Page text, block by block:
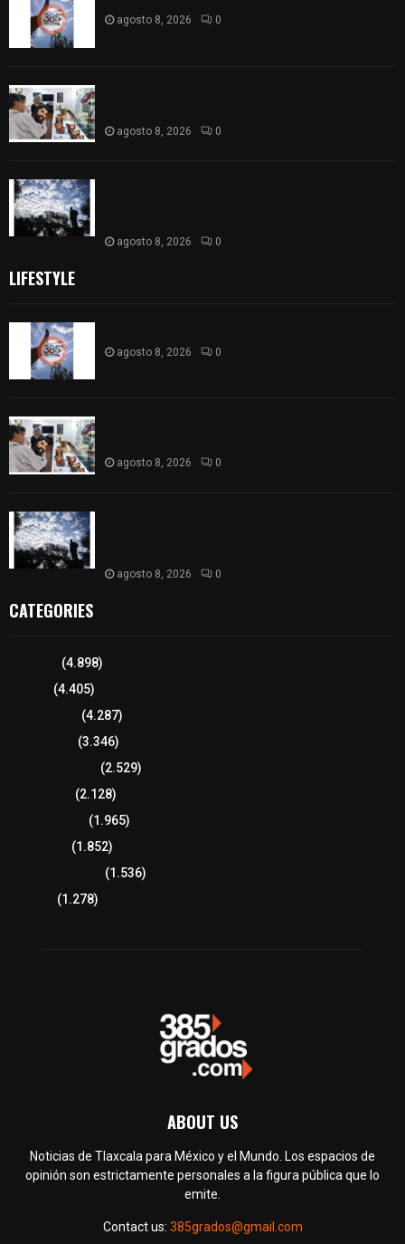
agosto 8, 2026 0
agosto 8, 2026 0
agosto 8, 2026 0
LIFESTYLE
agosto 8, 2026 0
agosto 8, 2026 0
agosto 8, 2026 0
CATEGORIES
(4.898)
(4.405)
(4.287)
(3.346)
(2.529)
(2.128)
(1.965)
(1.852)
(1.536)
(1.278)
ABOUT US
Noticias de Tlaxcala para México y el Mundo. Los espacios de
opinión son estrictamente personales a la figura pública que lo
emite.
Contact us: 385grados@gmail.com